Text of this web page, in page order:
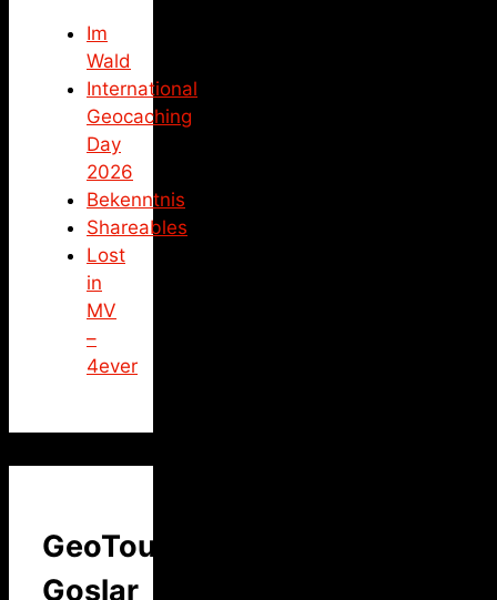
Im
Wald
International
Geocaching
Day
2026
Bekenntnis
Shareables
Lost
in
MV
–
4ever
GeoTour
Goslar